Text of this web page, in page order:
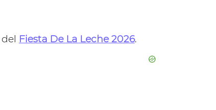
del Fiesta De La Leche 2026.